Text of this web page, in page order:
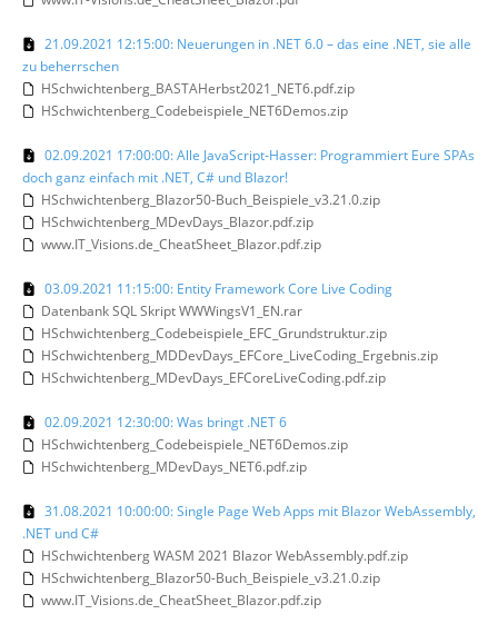
21.09.2021 12:15:00: Neuerungen in .NET 6.0 – das eine .NET, sie alle
zu beherrschen
HSchwichtenberg_BASTAHerbst2021_NET6.pdf.zip
HSchwichtenberg_Codebeispiele_NET6Demos.zip
02.09.2021 17:00:00: Alle JavaScript-Hasser: Programmiert Eure SPAs
doch ganz einfach mit .NET, C# und Blazor!
HSchwichtenberg_Blazor50-Buch_Beispiele_v3.21.0.zip
HSchwichtenberg_MDevDays_Blazor.pdf.zip
www.IT_Visions.de_CheatSheet_Blazor.pdf.zip
03.09.2021 11:15:00: Entity Framework Core Live Coding
Datenbank SQL Skript WWWingsV1_EN.rar
HSchwichtenberg_Codebeispiele_EFC_Grundstruktur.zip
HSchwichtenberg_MDDevDays_EFCore_LiveCoding_Ergebnis.zip
HSchwichtenberg_MDevDays_EFCoreLiveCoding.pdf.zip
02.09.2021 12:30:00: Was bringt .NET 6
HSchwichtenberg_Codebeispiele_NET6Demos.zip
HSchwichtenberg_MDevDays_NET6.pdf.zip
31.08.2021 10:00:00: Single Page Web Apps mit Blazor WebAssembly,
.NET und C#
HSchwichtenberg WASM 2021 Blazor WebAssembly.pdf.zip
HSchwichtenberg_Blazor50-Buch_Beispiele_v3.21.0.zip
www.IT_Visions.de_CheatSheet_Blazor.pdf.zip